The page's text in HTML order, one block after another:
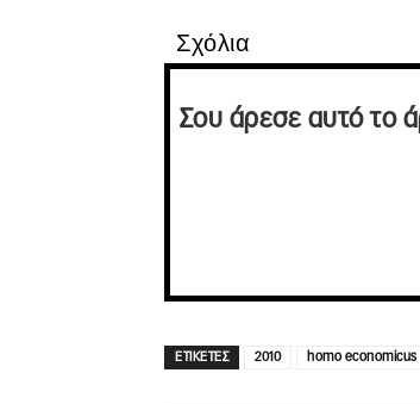
Σχόλια
Σου άρεσε αυτό το
ΕΤΙΚΕΤΕΣ 2010 homo economicus